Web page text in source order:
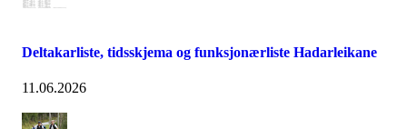
Deltakarliste, tidsskjema og funksjonærliste Hadarleikane
11.06.2026